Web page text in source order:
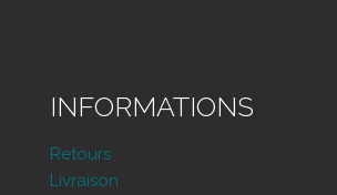
INFORMATIONS
Retours
Livraison